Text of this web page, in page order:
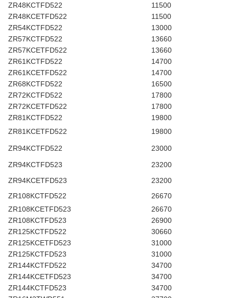
ZR48KCTFD522
11500
ZR48KCETFD522
11500
ZR54KCTFD522
13000
ZR57KCTFD522
13660
ZR57KCETFD522
13660
ZR61KCTFD522
14700
ZR61KCETFD522
14700
ZR68KCTFD522
16500
ZR72KCTFD522
17800
ZR72KCETFD522
17800
ZR81KCTFD522
19800
ZR81KCETFD522
19800
ZR94KCTFD522
23000
ZR94KCTFD523
23200
ZR94KCETFD523
23200
ZR108KCTFD522
26670
ZR108KCETFD523
26670
ZR108KCTFD523
26900
ZR125KCTFD522
30660
ZR125KCETFD523
31000
ZR125KCTFD523
31000
ZR144KCTFD522
34700
ZR144KCETFD523
34700
ZR144KCTFD523
34700